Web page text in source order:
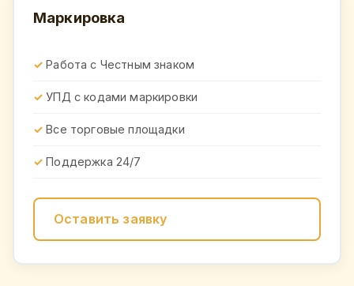
Маркировка
Работа с Честным знаком
УПД с кодами маркировки
Все торговые площадки
Поддержка 24/7
Оставить заявку